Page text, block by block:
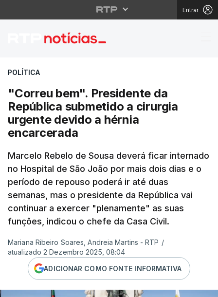
Entrar
"Correu bem".
POLÍTICA
"Correu bem". Presidente da
República submetido a cirurgia
urgente devido a hérnia
encarcerada
Marcelo Rebelo de Sousa deverá ficar internado
no Hospital de São João por mais dois dias e o
período de repouso poderá ir até duas
semanas, mas o presidente da República vai
continuar a exercer "plenamente" as suas
funções, indicou o chefe da Casa Civil.
Mariana Ribeiro Soares, Andreia Martins - RTP /
atualizado 2 Dezembro 2025, 08:04
ADICIONAR COMO FONTE INFORMATIVA